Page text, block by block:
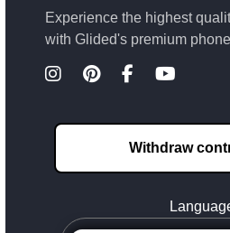
Experience the highest
with Glided's premium
Withdraw